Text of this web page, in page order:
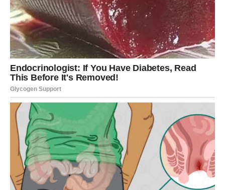
vam se neka tema, osoba ili ponuda stalno vraća, to nije
slučajno.
Ovo je period u kome se od vas traži fokus. Ne morate
sve da rešite odjednom, ali morate prepoznati šta je
suštinsko. Blizanci koji uspeju da utišaju spoljašnju buku i
oslone se na intuiciju, mogu doneti odluku koja ih vodi ka
značajnom napretku.
Emotivno, mogući su razgovori koji menjaju dinamiku
odnosa. Istine koje se izgovaraju sada imaju moć da
oslobode, ali i da zatvore vrata koja su dugo bila
poluotvorena. Ne plašite se toga – zatvorena vrata često
znače da se nova otvaraju.